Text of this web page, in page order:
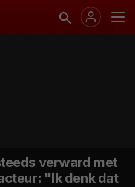
verward met
"Ik denk dat